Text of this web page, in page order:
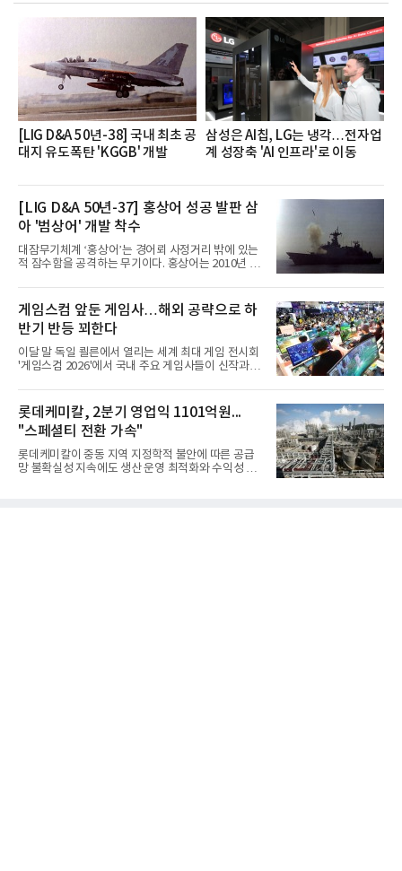
쳐 진행됐다.참고로 새로이(e)는 NH농협캐피탈 MZ
세대들로(과장~계장) 구성된 자율 참여조직으로, 조
직문화 혁신과 업무 효율성 향상을 위한 다양한 활동
을 추진하며,새로운 변화와 이로운 영향력을 조직전
반에 전파하는 역할
[LIG D&A 50년-38] 국내 최초 공
대지 유도폭탄 'KGGB' 개발
삼성은 AI칩, LG는 냉각…전자업
계 성장축 'AI 인프라'로 이동
[LIG D&A 50년-37] 홍상어 성공 발판 삼
아 '범상어' 개발 착수
대잠무기체계 ‘홍상어’는 경어뢰 사정거리 밖에 있는
적 잠수함을 공격하는 무기이다. 홍상어는 2010년 넥
이뤄졌다. 이후 2012년 한국형 구축함(KDX-1) 이상
의 함정에 실전 배치됐다.그해 7월 해군은 동해상에서
성능 검증을 위해 홍상어 시험발사를 실시했다. 이때
홍상어가 목표 지점에서 입수한 후 표적을 타격하지
못하고 물속에서 멈춰버리는 예상 밖의 일이 벌어졌
다. 2차 품질확인 사격 시험에서도 만족스러운 결과를
얻지 못했다. 완벽한 신뢰성 확보를 위해 LIG넥스원은
분야를
게임스컴 앞둔 게임사…해외 공략으로 하
반기 반등 꾀한다
이달 말 독일 쾰른에서 열리는 세계 최대 게임 전시회
'게임스컴 2026'에서 국내 주요 게임사들이 신작과 글
체별로 엇갈린 가운데 하반기 신작 흥행과 해외 시장
성과가 실적을 좌우할 핵심 변수로 떠오르고 있다.8일
업계에 따르면 올해 상반기 게임업계는 기업별 성적
표가 크게 갈렸다. 대표적으로 크래프톤은 'PUBG: 배
틀그라운드'의 안정적인 성장에 힘입어 상반기 연결
기준 매출 2조6616억원, 영업이익 9725억원으로 역
대 최대 실적을 기록했다. 엔씨도 올해 출시한 '아이온
롯데케미칼, 2분기 영업익 1101억원...
"스페셜티 전환 가속"
롯데케미칼이 중동 지역 지정학적 불안에 따른 공급
망 불확실성 지속에도 생산 운영 최적화와 수익성 중